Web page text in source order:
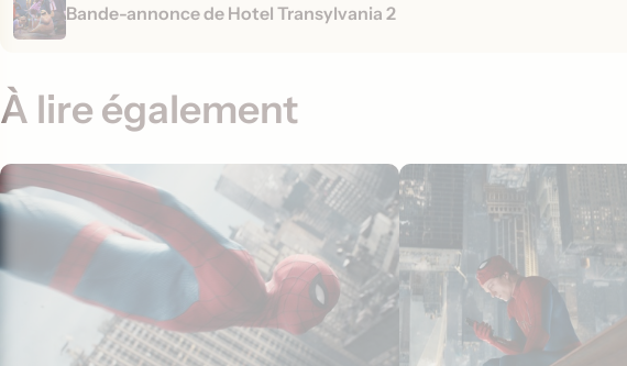
Bande-annonce de Hotel Transylvania 2
À lire également